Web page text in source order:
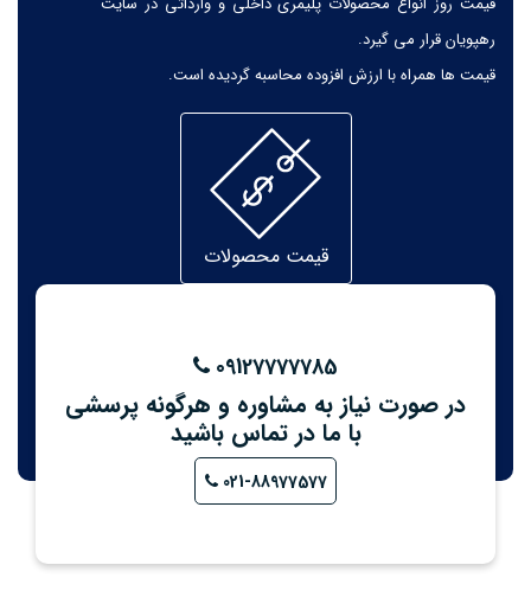
رهپویان قرار می گیرد.
قیمت ها همراه با ارزش افزوده محاسبه گردیده است.
قیمت محصولات
09127777785
در صورت نیاز به مشاوره و هرگونه پرسشی
با ما در تماس باشید
021-88977577